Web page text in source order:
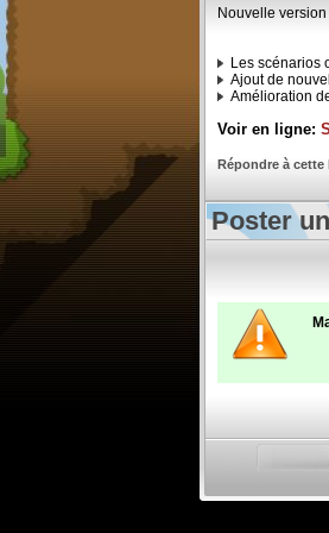
Nouvelle
Les scénarios
Ajout de
Amélioration
Voir en ligne:
Répondre à cette
Poster